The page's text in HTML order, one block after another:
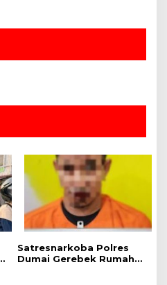
Satresnarkoba Polres
Dumai Gerebek Rumah